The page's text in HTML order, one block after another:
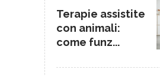
Terapie assistite
con animali:
come funz...